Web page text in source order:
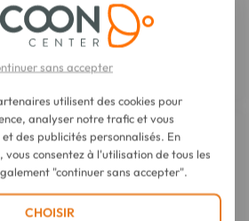
Hair Rituel by Sisley
Kit Découverte Color Care &
Shine
60,80 €
sans accepter
utilisent des cookies pour
analyser notre trafic et vous
des publicités personnalisés. En
consentez à l'utilisation de tous les
"continuer sans accepter".
CHOISIR